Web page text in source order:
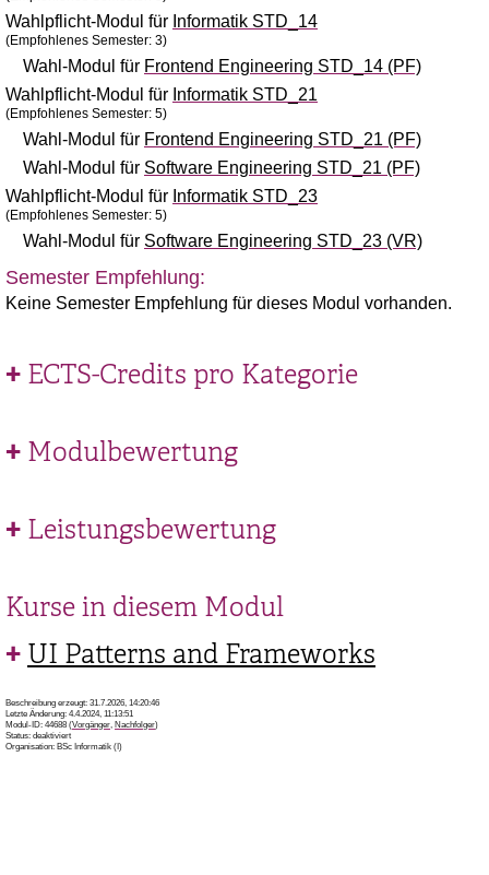
Wahlpflicht-Modul für Informatik STD_14
(Empfohlenes Semester: 3)
Wahl-Modul für Frontend Engineering STD_14 (PF)
Wahlpflicht-Modul für Informatik STD_21
(Empfohlenes Semester: 5)
Wahl-Modul für Frontend Engineering STD_21 (PF)
Wahl-Modul für Software Engineering STD_21 (PF)
Wahlpflicht-Modul für Informatik STD_23
(Empfohlenes Semester: 5)
Wahl-Modul für Software Engineering STD_23 (VR)
Semester Empfehlung:
Keine Semester Empfehlung für dieses Modul vorhanden.
ECTS-Credits pro Kategorie
Modulbewertung
Leistungsbewertung
Kurse in diesem Modul
UI Patterns and Frameworks
Beschreibung erzeugt: 31.7.2026, 14:20:46
Letzte Änderung: 4.4.2024, 11:13:51
Modul-ID: 44688 (Vorgänger, Nachfolger)
Status: deaktiviert
Organisation: BSc Informatik (I)